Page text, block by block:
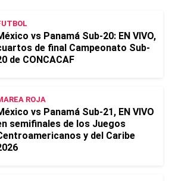
vs Panamá Sub-20: EN VIVO,
de final Campeonato Sub-
de CONCACAF
ROJA
vs Panamá Sub-21, EN VIVO
semifinales de los Juegos
y del Caribe